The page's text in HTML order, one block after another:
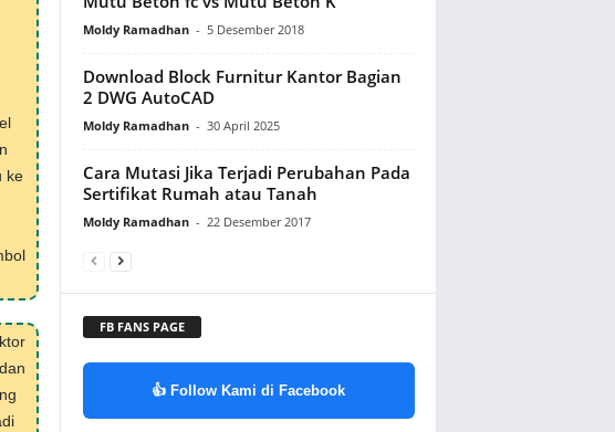
ke
Moldy Ramadhan - 5 Desember 2018
Download Block Furnitur Kantor Bagian
2 DWG AutoCAD
Moldy Ramadhan - 30 April 2025
Cara Mutasi Jika Terjadi Perubahan Pada
Sertifikat Rumah atau Tanah
Moldy Ramadhan - 22 Desember 2017
FB FANS PAGE
👍 Follow Kami di Facebook